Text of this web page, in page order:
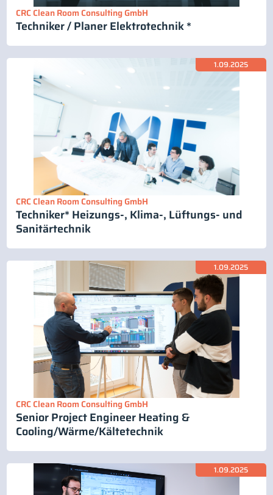
CRC Clean Room Consulting GmbH
Techniker / Planer Elektrotechnik *
1.09.2025
CRC Clean Room Consulting GmbH
Techniker* Heizungs-, Klima-, Lüftungs- und
Sanitärtechnik
1.09.2025
CRC Clean Room Consulting GmbH
Senior Project Engineer Heating &
Cooling/Wärme/Kältetechnik
1.09.2025